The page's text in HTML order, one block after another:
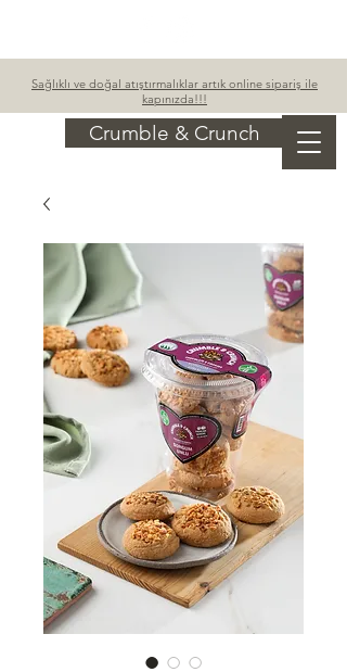
Sağlıklı ve doğal atıştırmalıklar artık online sipariş ile
kapınızda!!!
Crumble & Crunch